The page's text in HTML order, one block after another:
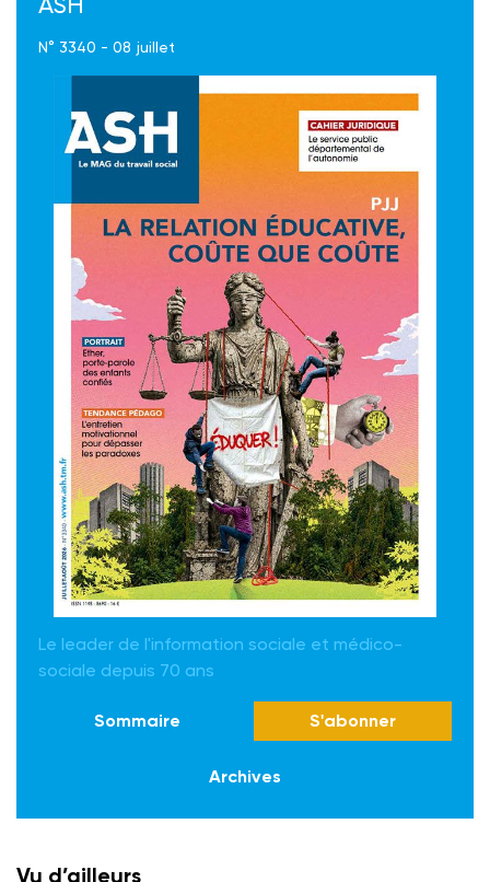
N° 3340 - 08 juillet
Le leader de l'information sociale et médico-
sociale depuis 70 ans
Sommaire S'abonner
Archives
Vu d’ailleurs